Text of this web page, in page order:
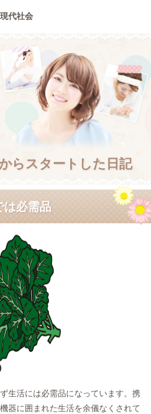
代社会
らスタートした日記
は必需品
生活には必需品になっています。携
器に囲まれた生活を余儀なくされて